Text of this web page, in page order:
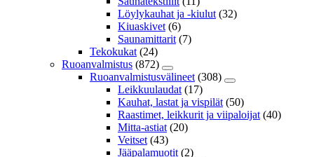
Löylykauhat ja -kiulut (32)
Kiuaskivet (6)
Saunamittarit (7)
Tekokukat (24)
Ruoanvalmistus (872)
Ruoanvalmistusvälineet (308)
Leikkuulaudat (17)
Kauhat, lastat ja vispilät (50)
Raastimet, leikkurit ja viipaloijat (40)
Mitta-astiat (20)
Veitset (43)
Jääpalamuotit (2)